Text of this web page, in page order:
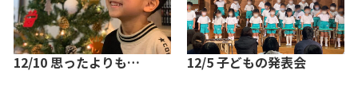
12/10 思ったよりも… 12/5 子どもの発表会